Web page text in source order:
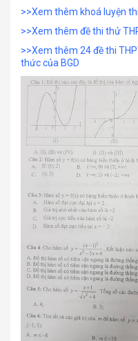
>>Xem thêm khoá luyện
>>Xem thêm đề thi thử
>>Xem thêm 24 đề thi
thức của BGD